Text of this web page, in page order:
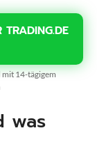
14-tägigem
was